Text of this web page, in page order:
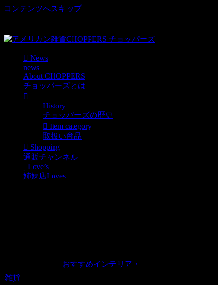
コンテンツへスキップ
News
news
About CHOPPERS
チョッパーズとは
History
チョッパーズの歴史
Item category
取扱い商品
Shopping
通販チャンネル
Love’s
姉妹店Loves
おすすめインテリア・
雑貨